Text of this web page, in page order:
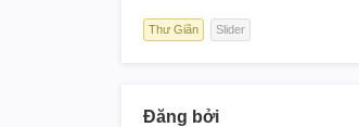
Thư Giãn Slider
Đăng bởi